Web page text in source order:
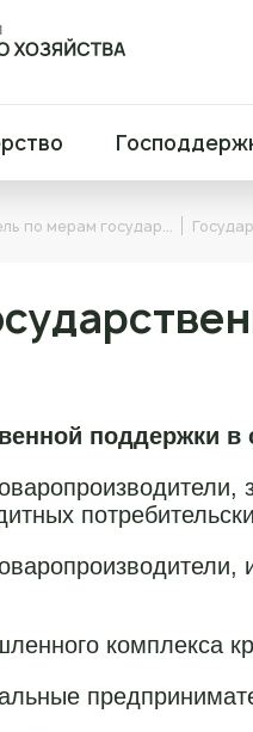
по мерам государ…
поддержки
комплекса